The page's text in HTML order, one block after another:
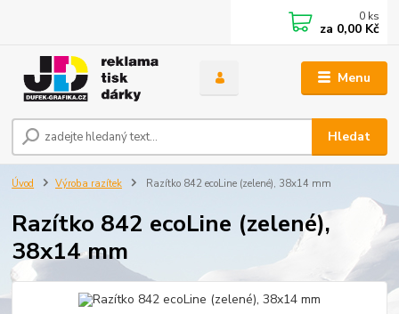
Menu
Hledat
0 ks
za 0,00 Kč
Úvod Výroba razítek Razítko 842 ecoLine (zelené), 38x14 mm
Razítko 842 ecoLine (zelené),
38x14 mm